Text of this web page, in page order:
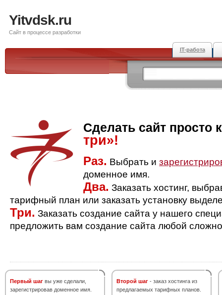
Yitvdsk.ru
Сайт в процессе разработки
IT-работа
Сделать сайт просто
три»!
Раз. Выбрать и
доменное имя.
Два. Заказать хостинг,
тарифный план или заказать установку
Три. Заказать создание сайта у нашего
предложить вам создание сайта любой
Первый шаг вы уже сделали,
зарегистрировав доменное имя.
Второй шаг - заказ хостинга из
предлагаемых тарифных планов.